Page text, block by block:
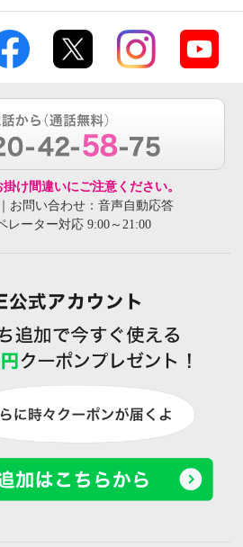
け間違いにご注意ください。
お問い合わせ：音声自動応答
レーター対応 9:00～21:00